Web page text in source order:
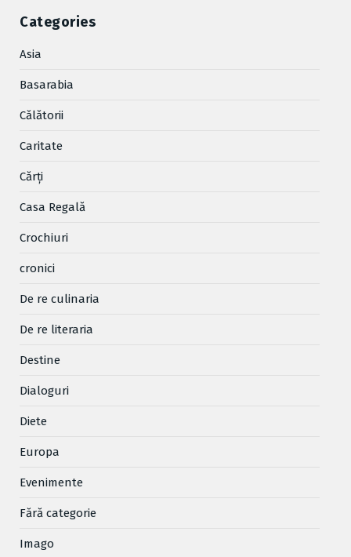
Categories
Asia
Basarabia
Cǎlǎtorii
Caritate
Cărţi
Casa Regală
Crochiuri
cronici
De re culinaria
De re literaria
Destine
Dialoguri
Diete
Europa
Evenimente
Fără categorie
Imago